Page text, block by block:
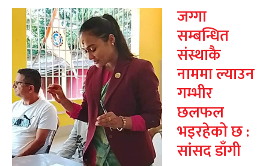
जग्गा
सम्बन्धित
संस्थाकै
नाममा ल्याउन
गम्भीर
छलफल
भइरहेको छ :
सांसद डाँगी